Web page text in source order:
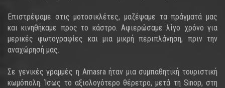
Επιστρέψαμε στις μοτοσικλέτες, μαζέψαμε τα πράγματά μας
και κινηθήκαμε προς το κάστρο. Αφιερώσαμε λίγο χρόνο για
μερικές φωτογραφίες και μια μικρή περιπλάνηση, πριν την
αναχώρησή μας.
Σε γενικές γραμμές η Amasra ήταν μια συμπαθητική τουριστική
κωμόπολη. Ίσως το αξιολογότερο θέρετρο, μετά τη Sinop, στη